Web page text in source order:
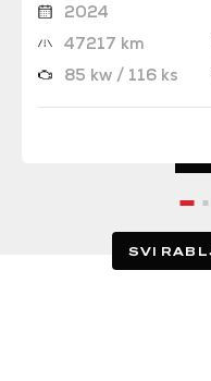
2024
47217 km
85 kw / 116 ks
SVI